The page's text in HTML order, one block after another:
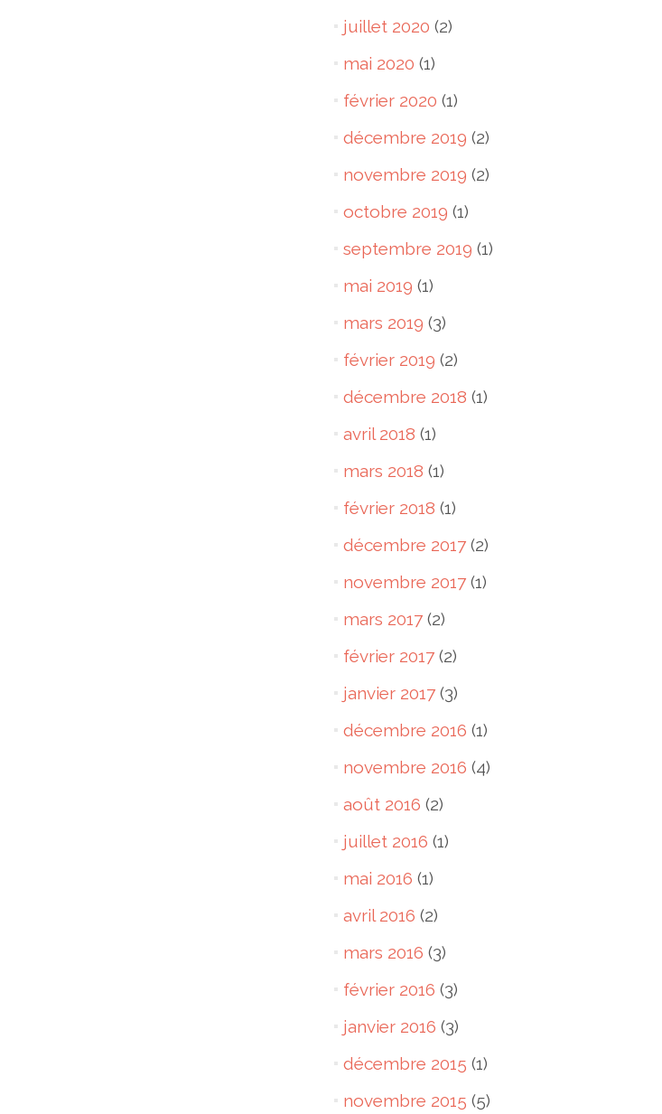
juillet 2020 (2)
mai 2020 (1)
février 2020 (1)
décembre 2019 (2)
novembre 2019 (2)
octobre 2019 (1)
septembre 2019 (1)
mai 2019 (1)
mars 2019 (3)
février 2019 (2)
décembre 2018 (1)
avril 2018 (1)
mars 2018 (1)
février 2018 (1)
décembre 2017(2)
novembre 2017(1)
mars 2017(2)
février 2017(2)
janvier 2017(3)
décembre 2016 (1)
novembre 2016 (4)
août 2016 (2)
juillet 2016 (1)
mai 2016 (1)
avril 2016 (2)
mars 2016 (3)
février 2016 (3)
janvier 2016 (3)
décembre 2015 (1)
novembre 2015 (5)